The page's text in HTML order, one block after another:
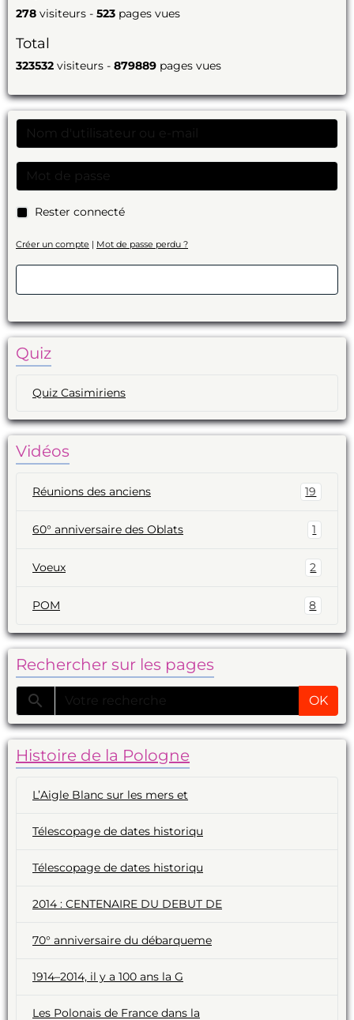
278 visiteurs - 523 pages vues
Total
323532 visiteurs - 879889 pages vues
Rester connecté
Créer un compte | Mot de passe perdu ?
Quiz
Quiz Casimiriens
Vidéos
Réunions des anciens 19
60° anniversaire des Oblats 1
Voeux 2
POM 8
Rechercher sur les pages
OK
Histoire de la Pologne
L’Aigle Blanc sur les mers et
Télescopage de dates historiqu
Télescopage de dates historiqu
2014 : CENTENAIRE DU DEBUT DE
70° anniversaire du débarqueme
1914–2014, il y a 100 ans la G
Les Polonais de France dans la